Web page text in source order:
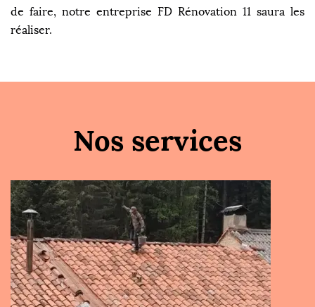
de faire, notre entreprise FD Rénovation 11 saura les
réaliser.
Nos services